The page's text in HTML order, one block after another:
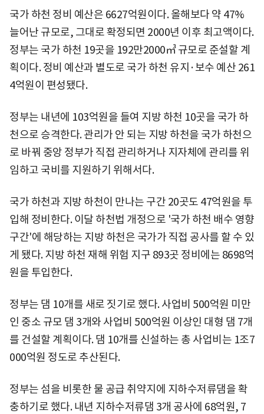
국가 하천 정비 예산은 6627억원이다. 올해보다 약 47%
늘어난 규모로, 그대로 확정되면 2000년 이후 최고액이다.
정부는 국가 하천 19곳을 192만2000㎥ 규모로 준설할 계
획이다. 정비 예산과 별도로 국가 하천 유지·보수 예산 261
4억원이 편성됐다.
정부는 내년에 103억원을 들여 지방 하천 10곳을 국가 하
천으로 승격한다. 관리가 안 되는 지방 하천을 국가 하천으
로 바꿔 중앙 정부가 직접 관리하거나 지자체에 관리를 위
임하고 국비를 지원하기 위해서다.
국가 하천과 지방 하천이 만나는 구간 20곳도 47억원을 투
입해 정비한다. 이달 하천법 개정으로 '국가 하천 배수 영향
구간'에 해당하는 지방 하천은 국가가 직접 공사를 할 수 있
게 됐다. 지방 하천 재해 위험 지구 893곳 정비에는 8698억
원을 투입한다.
정부는 댐 10개를 새로 짓기로 했다. 사업비 500억원 미만
인 중소 규모 댐 3개와 사업비 500억원 이상인 대형 댐 7개
를 건설할 계획이다. 댐 10개를 신설하는 총 사업비는 1조7
000억원 정도로 추산된다.
정부는 섬을 비롯한 물 공급 취약지에 지하수저류댐을 확
충하기로 했다. 내년 지하수저류댐 3개 공사에 68억원, 7